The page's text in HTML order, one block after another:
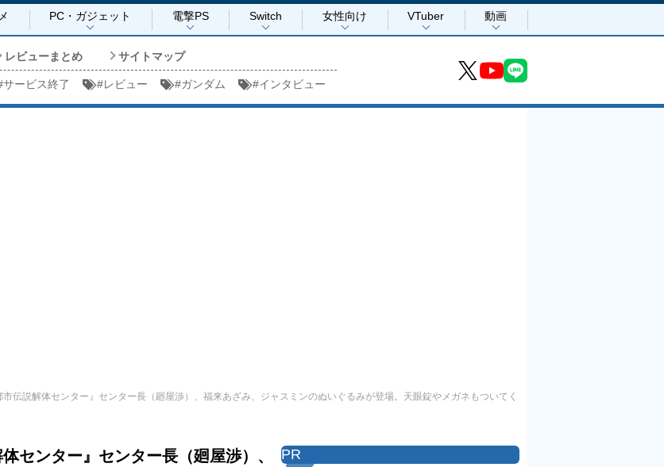
PC・ガジェット 電撃PS Switch 女性向け VTuber 動画
レビューまとめ サイトマップ
サービス終了 #レビュー #ガンダム #インタビュー
市伝説解体センター』センター長（廻屋渉）、福来あざみ、ジャスミンのぬいぐるみが登場。天眼錠やメガネもついてく
体センター』センター長（廻屋渉）、
PR